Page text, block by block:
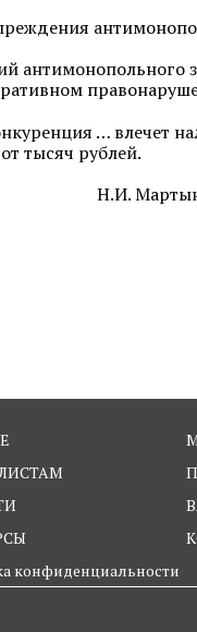
антимонопольного
… влечет
тысяч рублей.
конфиденциальности